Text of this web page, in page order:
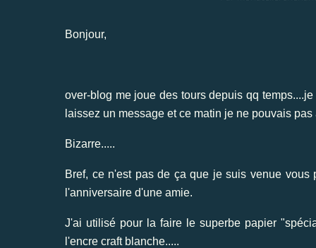
Bonjour,
over-blog me joue des tours depuis qq
laissez un message et ce matin je ne pouvais
Bizarre.....
Bref, ce n'est pas de ça que je suis venue
l'anniversaire d'une amie.
J'ai utilisé pour la faire le superbe papier
l'encre craft blanche.....